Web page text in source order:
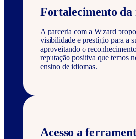
Fortalecimento da
A parceria com a Wizard
visibilidade e prestígio para a
aproveitando o
reputação positiva que temos
ensino de idiomas.
Acesso a